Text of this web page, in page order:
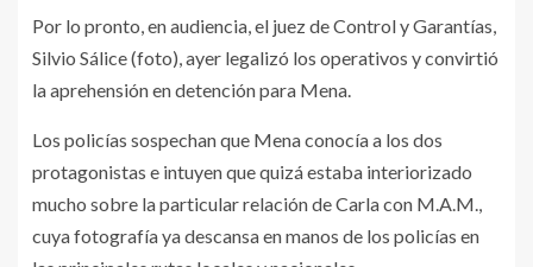
Por lo pronto, en audiencia, el juez de Control y Garantías,
Silvio Sálice (foto), ayer legalizó los operativos y convirtió
la aprehensión en detención para Mena.
Los policías sospechan que Mena conocía a los dos
protagonistas e intuyen que quizá estaba interiorizado
mucho sobre la particular relación de Carla con M.A.M.,
cuya fotografía ya descansa en manos de los policías en